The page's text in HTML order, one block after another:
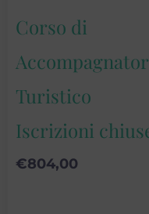
Corso di
Turistico
Iscrizioni
€804,00